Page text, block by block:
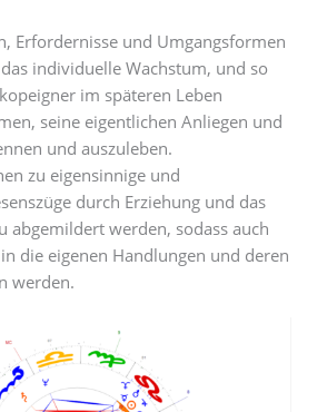
Erfordernisse und Umgangsformen
individuelle Wachstum, und so
im späteren Leben
seine eigentlichen Anliegen und
und auszuleben.
zu eigensinnige und
durch Erziehung und das
abgemildert werden, sodass auch
die eigenen Handlungen und deren
werden.